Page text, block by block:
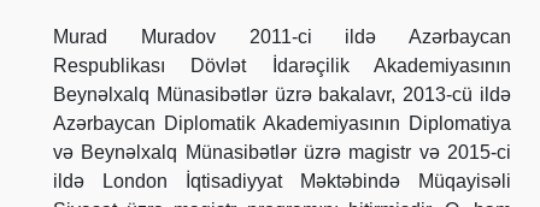
Murad Muradov 2011-ci ildə Azərbaycan
Respublikası Dövlət İdarəçilik Akademiyasının
Beynəlxalq Münasibətlər üzrə bakalavr, 2013-cü ildə
Azərbaycan Diplomatik Akademiyasının Diplomatiya
və Beynəlxalq Münasibətlər üzrə magistr və 2015-ci
ildə London İqtisadiyyat Məktəbində Müqayisəli